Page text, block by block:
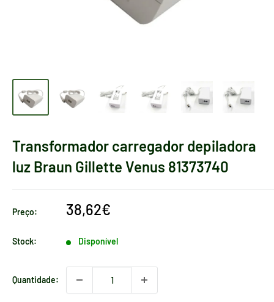
Transformador carregador depiladora
luz Braun Gillette Venus 81373740
Preço:
Preço
venda
38,62€
Stock: Disponível
Quantidade: